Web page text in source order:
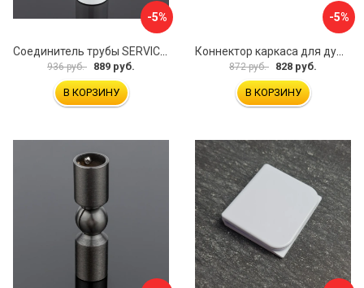
-5%
936 руб. 889 руб.
В КОРЗИНУ
-5%
872 руб. 828 руб.
В КОРЗИНУ